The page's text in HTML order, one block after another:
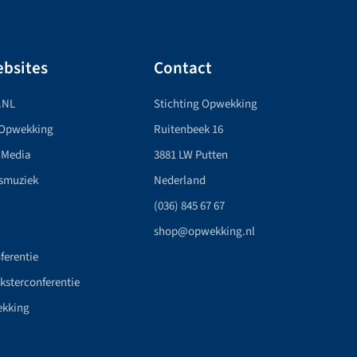
Contact
Stichting Opwekking
Ruitenbeek 16
3881 LW Putten
Nederland
(036) 845 67 67
shop@opwekking.nl